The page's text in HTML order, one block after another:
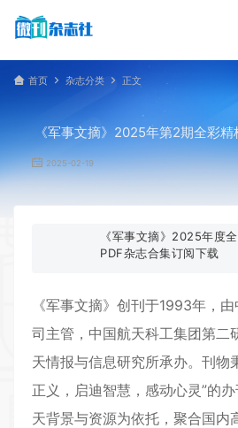
首页 杂志分类 正文
《军事文摘》2025年第2期全彩
2025-02-19
《军事文摘》2025年度
PDF杂志合集订阅下载
《军事文摘》创刊于1993年，
司主管，中国航天科工集团第二
天情报与信息研究所承办。刊物
正义，启迪智慧，感动心灵”的
天背景与资源为依托，聚合国内